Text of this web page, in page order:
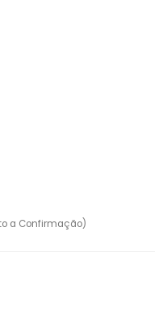
a Confirmação)